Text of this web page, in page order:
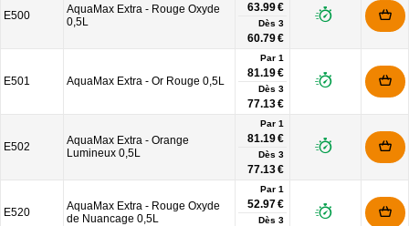
E500
AquaMax Extra - Rouge Oxyde
0,5L
63.99 €
Dès 3
60.79 €
E501 AquaMax Extra - Or Rouge 0,5L
Par 1
81.19 €
Dès 3
77.13 €
E502
AquaMax Extra - Orange
Lumineux 0,5L
Par 1
81.19 €
Dès 3
77.13 €
E520
AquaMax Extra - Rouge Oxyde
de Nuancage 0,5L
Par 1
52.97 €
Dès 3